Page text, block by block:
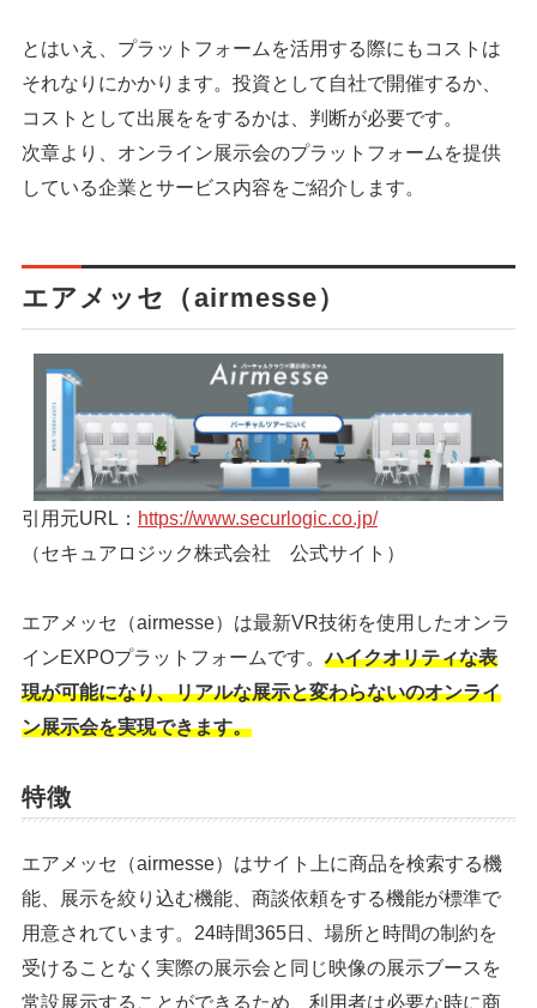
とはいえ、プラットフォームを活用する際にもコストは
それなりにかかります。投資として自社で開催するか、
コストとして出展ををするかは、判断が必要です。
次章より、オンライン展示会のプラットフォームを提供
している企業とサービス内容をご紹介します。
エアメッセ（airmesse）
引用元URL： https://www.securlogic.co.jp/
（セキュアロジック株式会社 公式サイト）
エアメッセ（airmesse）は最新VR技術を使用したオンラ
インEXPOプラットフォームです。ハイクオリティな表
現が可能になり、リアルな展示と変わらないのオンライ
ン展示会を実現できます。
特徴
エアメッセ（airmesse）はサイト上に商品を検索する機
能、展示を絞り込む機能、商談依頼をする機能が標準で
用意されています。24時間365日、場所と時間の制約を
受けることなく実際の展示会と同じ映像の展示ブースを
常設展示することができるため、利用者は必要な時に商